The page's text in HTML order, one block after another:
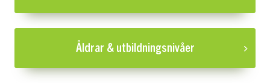
Åldrar & utbildningsnivåer